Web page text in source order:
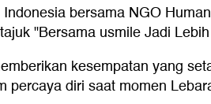
bersama NGO
"Bersama usmile Jadi
kesempatan yang
percaya diri saat momen